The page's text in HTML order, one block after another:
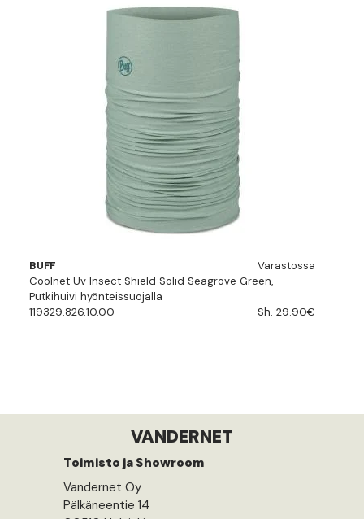
BUFF
Varastossa
Coolnet Uv Insect Shield Solid Seagrove Green,
Putkihuivi hyönteissuojalla
119329.826.10.00
Sh. 29.90€
VANDERNET
Toimisto ja Showroom
Vandernet Oy
Pälkäneentie 14